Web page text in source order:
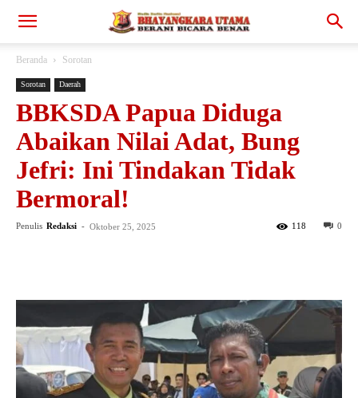
Beranda Sorotan
Sorotan Daerah
BBKSDA Papua Diduga
Abaikan Nilai Adat, Bung
Jefri: Ini Tindakan Tidak
Bermoral!
Penulis Redaksi - Oktober 25, 2025 0
118